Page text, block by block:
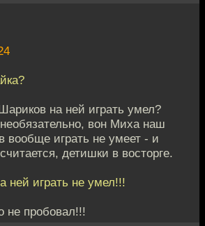
на ней играть умел?
вон Миха наш
играть не умеет - и
детишки в восторге.
ней играть не умел!!!
не пробовал!!!